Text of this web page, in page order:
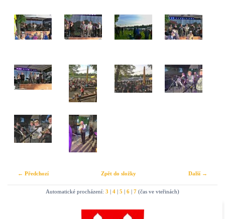
← Předchozí Další →
Zpět do složky
Automatické procházení: 3 | 4 | 5 | 6 | 7 (čas ve vteřinách)